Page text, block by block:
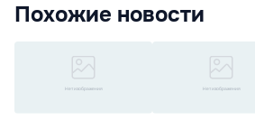
Похожие новости